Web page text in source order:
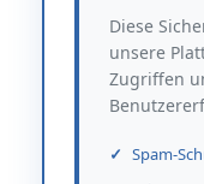
Diese
unsere
Zugriffen
Spam-